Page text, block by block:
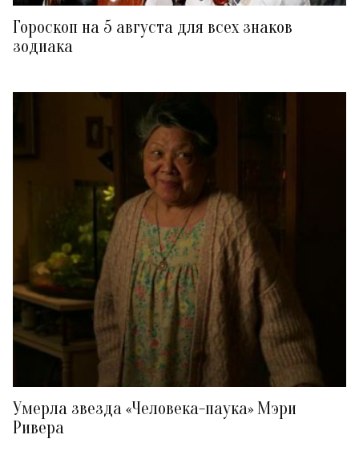
Гороскоп на 5 августа для всех знаков
зодиака
Умерла звезда «Человека-паука» Мэри
Ривера